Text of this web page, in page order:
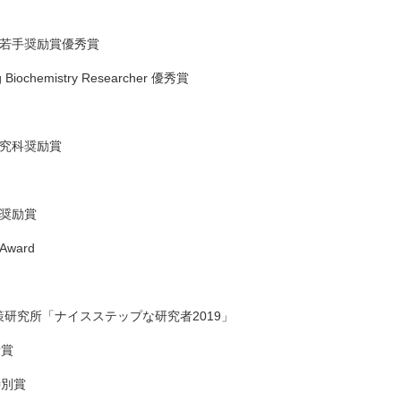
手奨励賞優秀賞
Researcher 優秀賞
科奨励賞
励賞
究所「ナイスステップな研究者2019」
賞